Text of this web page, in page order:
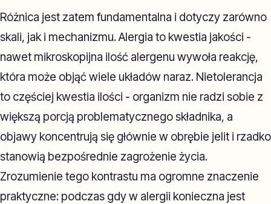
Różnica jest zatem fundamentalna i dotyczy zarówno
skali, jak i mechanizmu. Alergia to kwestia jakości -
nawet mikroskopijna ilość alergenu wywoła reakcję,
która może objąć wiele układów naraz. Nietolerancja
to częściej kwestia ilości - organizm nie radzi sobie z
większą porcją problematycznego składnika, a
objawy koncentrują się głównie w obrębie jelit i rzadko
stanowią bezpośrednie zagrożenie życia.
Zrozumienie tego kontrastu ma ogromne znaczenie
praktyczne: podczas gdy w alergii konieczna jest